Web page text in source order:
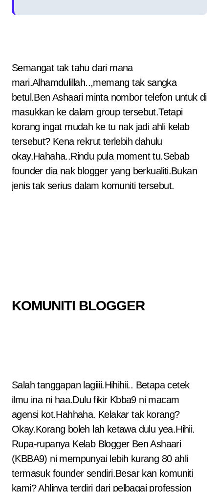
Semangat tak tahu dari mana
mari.Alhamdulillah..,memang tak sangka
betul.Ben Ashaari minta nombor telefon untuk di
masukkan ke dalam group tersebut.Tetapi
korang ingat mudah ke tu nak jadi ahli kelab
tersebut? Kena rekrut terlebih dahulu
okay.Hahaha..Rindu pula moment tu.Sebab
founder dia nak blogger yang berkualiti.Bukan
jenis tak serius dalam komuniti tersebut.
KOMUNITI BLOGGER
Salah tanggapan lagiiii.Hihihii.. Betapa cetek
ilmu ina ni haa.Dulu fikir Kbba9 ni macam
agensi kot.Hahhaha. Kelakar tak korang?
Okay.Korang boleh lah ketawa dulu yea.Hihii.
Rupa-rupanya Kelab Blogger Ben Ashaari
(KBBA9) ni mempunyai lebih kurang 80 ahli
termasuk founder sendiri.Besar kan komuniti
kami? Ahlinya terdiri dari pelbagai profession